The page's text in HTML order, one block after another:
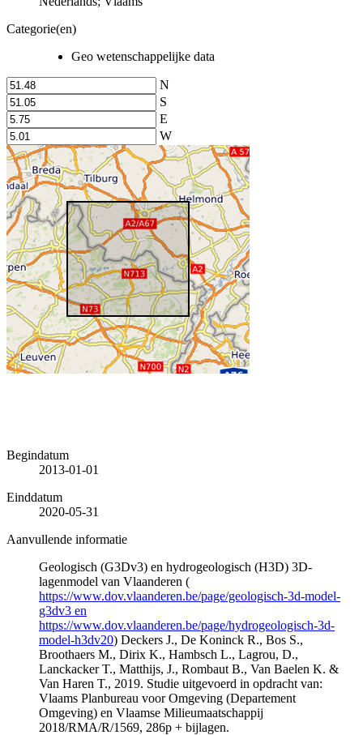
Categorie(en)
Geo wetenschappelijke data
N
S
E
W
Begindatum
2013-01-01
Einddatum
2020-05-31
Aanvullende informatie
Geologisch (G3Dv3) en hydrogeologisch (H3D) 3D-
lagenmodel van Vlaanderen (
https://www.dov.vlaanderen.be/page/geologisch-3d-model-
g3dv3 en
https://www.dov.vlaanderen.be/page/hydrogeologisch-3d-
model-h3dv20) Deckers J., De Koninck R., Bos S.,
Broothaers M., Dirix K., Hambsch L., Lagrou, D.,
Lanckacker T., Matthijs, J., Rombaut B., Van Baelen K. &
Van Haren T., 2019. Studie uitgevoerd in opdracht van:
Vlaams Planbureau voor Omgeving (Departement
Omgeving) en Vlaamse Milieumaatschappij
2018/RMA/R/1569, 286p + bijlagen.